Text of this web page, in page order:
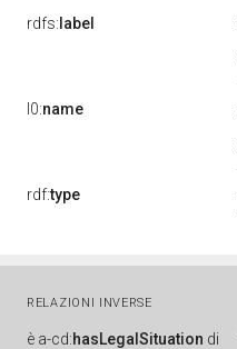
rdfs: label
l0:name
rdf:type
RELAZIONI INVERSE
è a-cd:hasLegalSituation di